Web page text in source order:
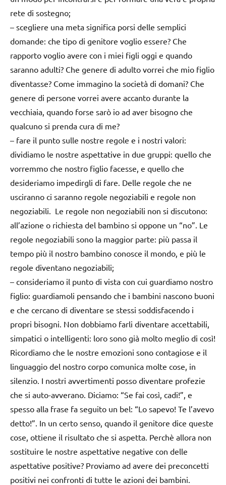
rete di sostegno;
– scegliere una meta significa porsi delle semplici
domande: che tipo di genitore voglio essere? Che
rapporto voglio avere con i miei figli oggi e quando
saranno adulti? Che genere di adulto vorrei che mio figlio
diventasse? Come immagino la società di domani? Che
genere di persone vorrei avere accanto durante la
vecchiaia, quando forse sarò io ad aver bisogno che
qualcuno si prenda cura di me?
– fare il punto sulle nostre regole e i nostri valori:
dividiamo le nostre aspettative in due gruppi: quello che
vorremmo che nostro figlio facesse, e quello che
desideriamo impedirgli di fare. Delle regole che ne
usciranno ci saranno regole negoziabili e regole non
negoziabili. Le regole non negoziabili non si discutono:
all’azione o richiesta del bambino si oppone un “no”. Le
regole negoziabili sono la maggior parte: più passa il
tempo più il nostro bambino conosce il mondo, e più le
regole diventano negoziabili;
– consideriamo il punto di vista con cui guardiamo nostro
figlio: guardiamoli pensando che i bambini nascono buoni
e che cercano di diventare se stessi soddisfacendo i
propri bisogni. Non dobbiamo farli diventare accettabili,
simpatici o intelligenti: loro sono già molto meglio di così!
Ricordiamo che le nostre emozioni sono contagiose e il
linguaggio del nostro corpo comunica molte cose, in
silenzio. I nostri avvertimenti posso diventare profezie
che si auto-avverano. Diciamo: “Se fai così, cadi!”, e
spesso alla frase fa seguito un bel: “Lo sapevo! Te l’avevo
detto!”. In un certo senso, quando il genitore dice queste
cose, ottiene il risultato che si aspetta. Perchè allora non
sostituire le nostre aspettative negative con delle
aspettative positive? Proviamo ad avere dei preconcetti
positivi nei confronti di tutte le azioni dei bambini.